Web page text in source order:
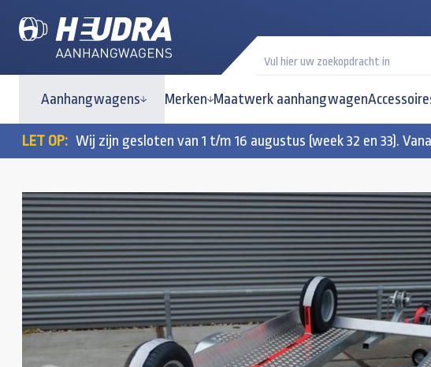
Aanhangwagens Merken Maatwerk aanhangwagen
LET OP: Wij zijn gesloten van 1 t/m 16 augustus (week 32 en 33).